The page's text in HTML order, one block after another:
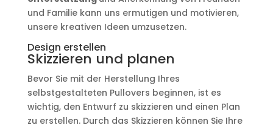
und Familie kann uns ermutigen und motivieren,
unsere kreativen Ideen umzusetzen.
Design erstellen
Skizzieren und planen
Bevor Sie mit der Herstellung Ihres
selbstgestalteten Pullovers beginnen, ist es
wichtig, den Entwurf zu skizzieren und einen Plan
zu erstellen. Durch das Skizzieren können Sie Ihre